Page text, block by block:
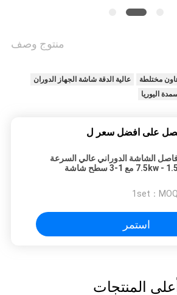
منتوج وصف
مختلطة
عالية الدقة شاشة الجهاز الدوران
على افضل سعر ل
الشاشة الدوراني عالي السرعة
1.5 - 7.5kw مع 1-3 سطح شاشة
MOQ：
1set
استمر
أعلى المنتجات